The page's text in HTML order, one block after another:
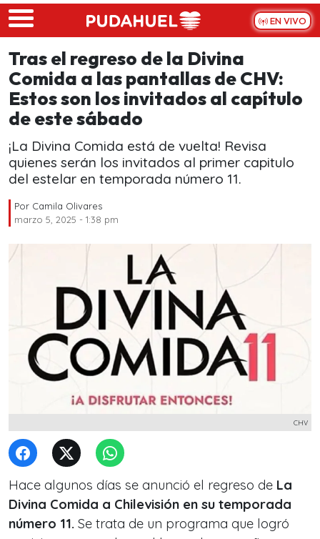
Skip to main content
EN VIVO
Tras el regreso de la Divina
Comida a las pantallas de CHV:
Estos son los invitados al capítulo
de este sábado
¡La Divina Comida está de vuelta! Revisa
quienes serán los invitados al primer capitulo
del estelar en temporada número 11.
Por Camila Olivares
marzo 5, 2025 - 1:38 pm
CHV
Hace algunos días se anunció el regreso de La
Divina Comida a Chilevisión en su temporada
número 11. Se trata de un programa que logró